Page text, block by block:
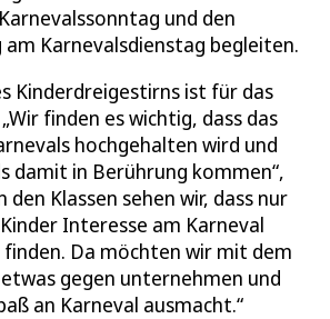
und den
am Karnevalsdienstag begleiten.
Kinderdreigestirns ist für das
finden es wichtig, dass das
hochgehalten wird und
damit in Berührung kommen“,
den Klassen sehen wir, dass nur
Interesse am Karneval
Da möchten wir mit dem
gegen unternehmen und
an Karneval ausmacht.“